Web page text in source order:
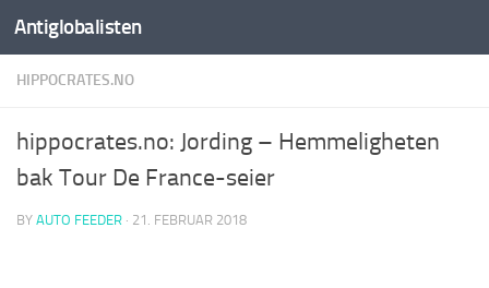
Antiglobalisten
HIPPOCRATES.NO
hippocrates.no: Jording – Hemmeligheten
bak Tour De France-seier
BY AUTO FEEDER · 21. FEBRUAR 2018